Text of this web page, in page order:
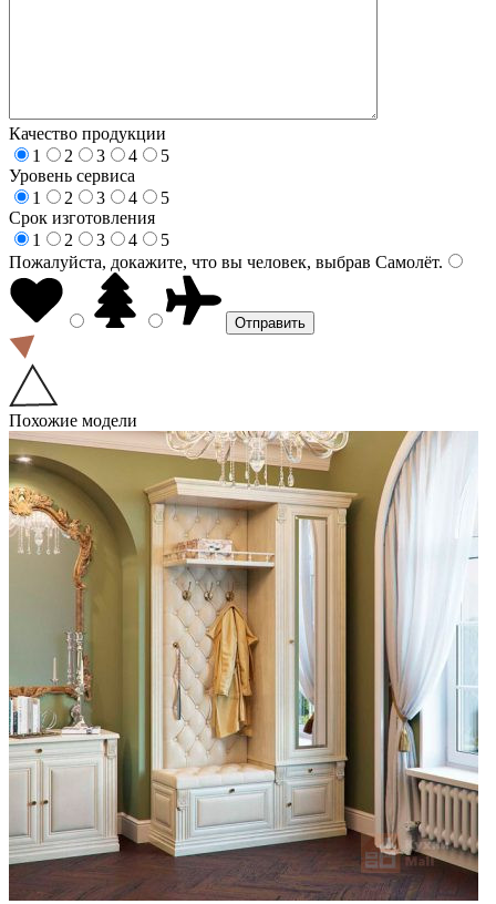
Качество продукции
1
2 3 4
5
Уровень сервиса
1
2 3 4
5
Срок изготовления
1
2 3 4
5
Пожалуйста, докажите, что вы человек, выбрав Самолёт.
Похожие модели